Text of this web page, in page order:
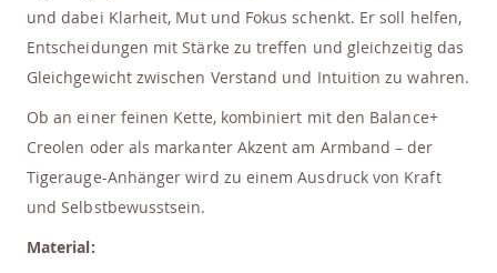
und dabei Klarheit, Mut und Fokus schenkt. Er soll helfen,
Entscheidungen mit Stärke zu treffen und gleichzeitig das
Gleichgewicht zwischen Verstand und Intuition zu wahren.
Ob an einer feinen Kette, kombiniert mit den Balance+
Creolen oder als markanter Akzent am Armband – der
Tigerauge-Anhänger wird zu einem Ausdruck von Kraft
und Selbstbewusstsein.
Material: